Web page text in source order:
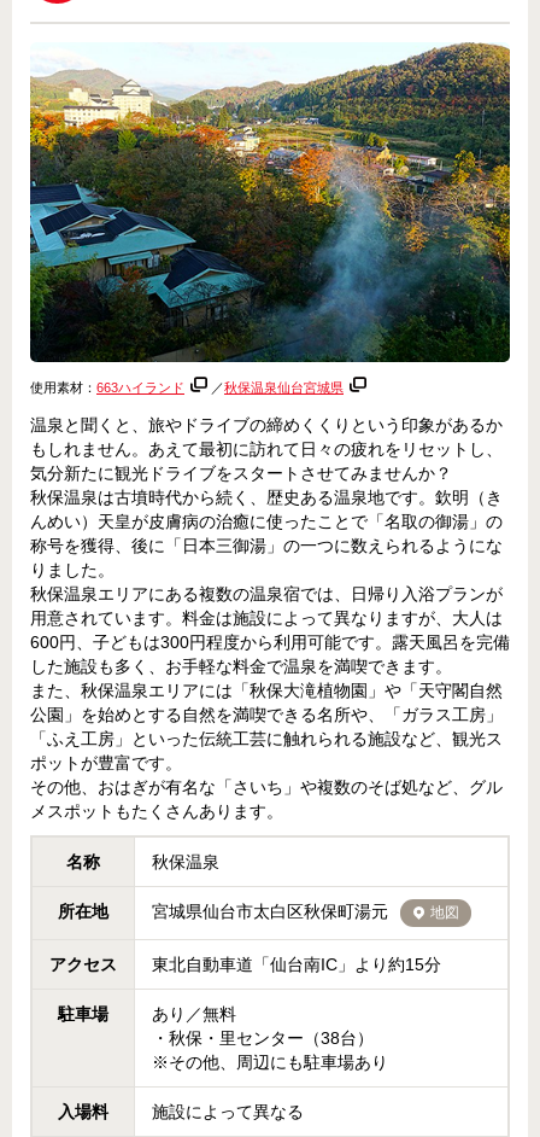
使用素材： 663ハイランド ／秋保温泉仙台宮城県
温泉と聞くと、旅やドライブの締めくくりという印象があるか
もしれません。あえて最初に訪れて日々の疲れをリセットし、
気分新たに観光ドライブをスタートさせてみませんか？
秋保温泉は古墳時代から続く、歴史ある温泉地です。欽明（き
んめい）天皇が皮膚病の治癒に使ったことで「名取の御湯」の
称号を獲得、後に「日本三御湯」の一つに数えられるようにな
りました。
秋保温泉エリアにある複数の温泉宿では、日帰り入浴プランが
用意されています。料金は施設によって異なりますが、大人は
600円、子どもは300円程度から利用可能です。露天風呂を完備
した施設も多く、お手軽な料金で温泉を満喫できます。
また、秋保温泉エリアには「秋保大滝植物園」や「天守閣自然
公園」を始めとする自然を満喫できる名所や、「ガラス工房」
「ふえ工房」といった伝統工芸に触れられる施設など、観光ス
ポットが豊富です。
その他、おはぎが有名な「さいち」や複数のそば処など、グル
メスポットもたくさんあります。
名称 秋保温泉
所在地 宮城県仙台市太白区秋保町湯元 地図
アクセス 東北自動車道「仙台南IC」より約15分
駐車場
あり／無料
・秋保・里センター（38台）
※その他、周辺にも駐車場あり
入場料 施設によって異なる